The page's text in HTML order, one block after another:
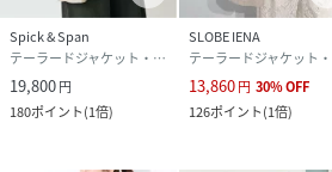
Spick & Span
テーラードジャケット・ブレザー
19,800円
180ポイント(1倍)
SLOBE IENA
13,860円 30%OFF
126ポイント(1倍)